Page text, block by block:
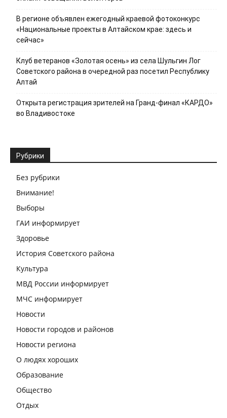
В регионе объявлен ежегодный краевой фотоконкурс
«Национальные проекты в Алтайском крае: здесь и
сейчас»
Клуб ветеранов «Золотая осень» из села Шульгин Лог
Советского района в очередной раз посетил Республику
Алтай
Открыта регистрация зрителей на Гранд-финал «КАРДО»
во Владивостоке
Рубрики
Без рубрики
Внимание!
Выборы
ГАИ информирует
Здоровье
История Советского района
Культура
МВД России информирует
МЧС информирует
Новости
Новости городов и районов
Новости региона
О людях хороших
Образование
Общество
Отдых